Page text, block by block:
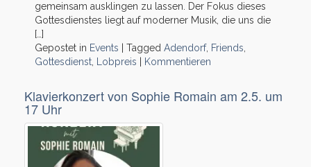
gemeinsam ausklingen zu lassen. Der Fokus dieses
Gottesdienstes liegt auf moderner Musik, die uns die
[…]
Gepostet in Events Tagged Adendorf, Friends
Gottesdienst
Lobpreis Kommentieren
Klavierkonzert von Sophie Romain am 2.5. um
17 Uhr